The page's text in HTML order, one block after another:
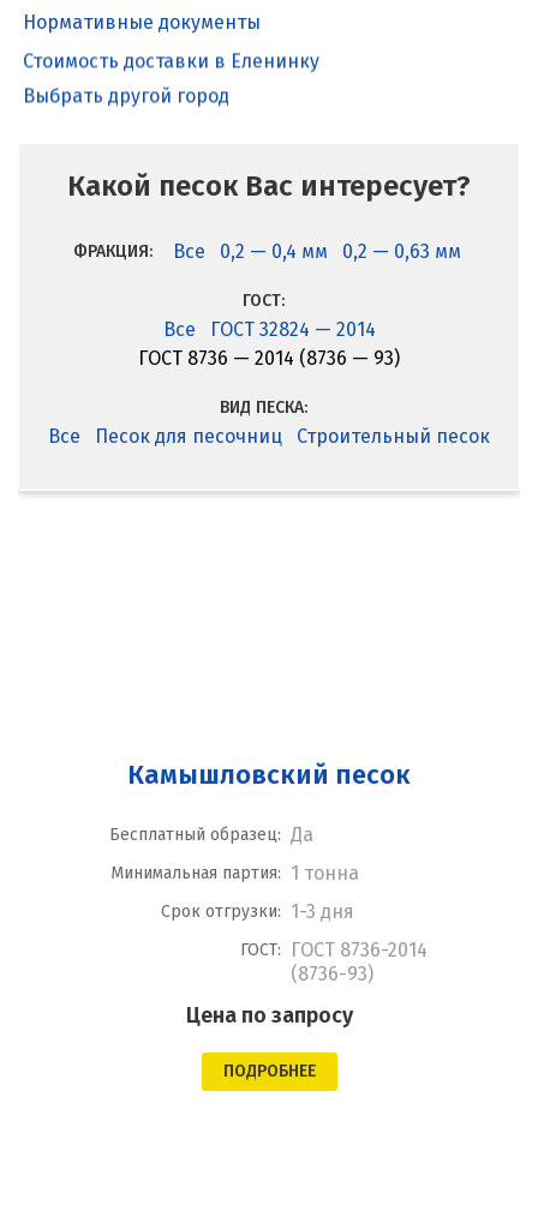
Нормативные документы
Стоимость доставки в Еленинку
Выбрать другой город
Какой песок Вас интересует?
ФРАКЦИЯ: Все 0,2 — 0,4 мм 0,2 — 0,63 мм
ГОСТ:
Все
ГОСТ 32824 — 2014
ГОСТ 8736 — 2014 (8736 — 93)
ВИД ПЕСКА:
Все Песок для песочниц Строительный песок
Камышловский песок
Бесплатный образец: Да
Минимальная партия: 1 тонна
Срок отгрузки: 1-3 дня
ГОСТ:
ГОСТ 8736-2014
(8736-93)
Цена по запросу
ПОДРОБНЕЕ